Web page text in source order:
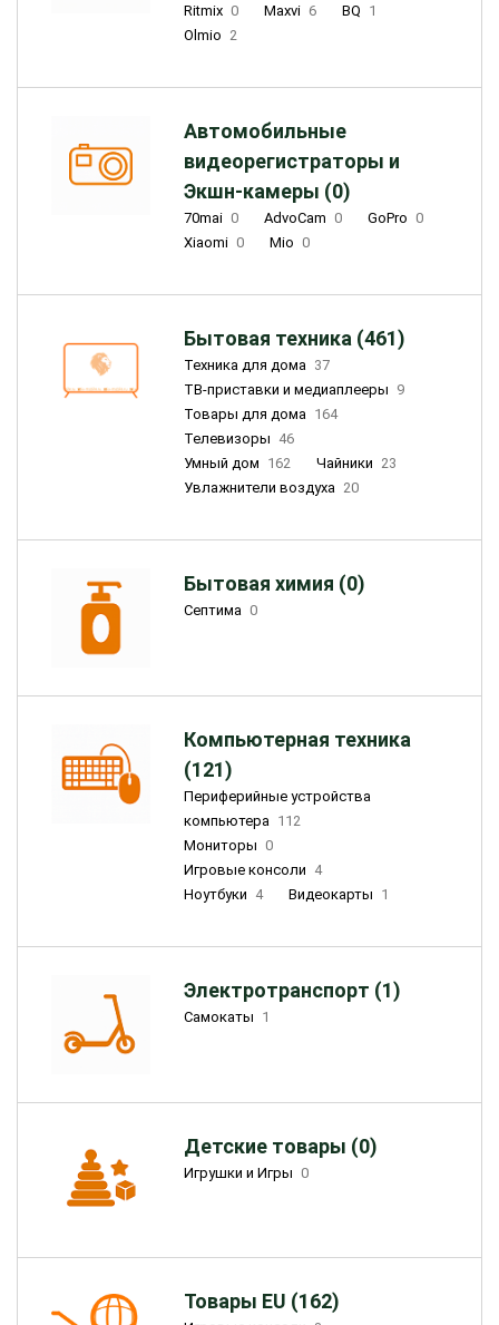
Ritmix 0 Maxvi 6 BQ 1
Olmio 2
Автомобильные
видеорегистраторы и
Экшн-камеры (0)
70mai 0 AdvoCam 0 GoPro 0
Xiaomi 0 Mio 0
Бытовая техника (461)
Техника для дома 37
ТВ-приставки и медиаплееры 9
Товары для дома 164
Телевизоры 46
Умный дом 162 Чайники 23
Увлажнители воздуха 20
Бытовая химия (0)
Септима 0
Компьютерная техника
(121)
Периферийные устройства
компьютера 112
Мониторы 0
Игровые консоли 4
Ноутбуки 4 Видеокарты 1
Электротранспорт (1)
Самокаты 1
Детские товары (0)
Игрушки и Игры 0
Товары EU (162)